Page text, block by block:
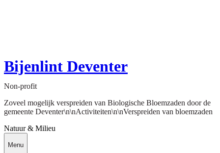
Bijenlint Deventer
Non-profit
Zoveel mogelijk verspreiden van Biologische Bloemzaden door de
gemeente Deventer\n\nActiviteiten\n\nVerspreiden van bloemzaden
Natuur & Milieu
Menu